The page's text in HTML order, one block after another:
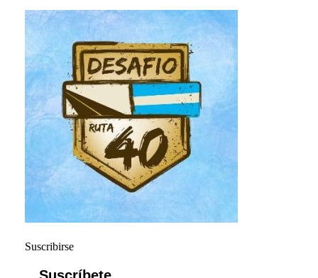
Suscribirse